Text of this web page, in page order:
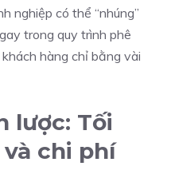
nghiệp có thể “nhúng”
trong quy trình phê
hàng chỉ bằng vài
lược: Tối
chi phí